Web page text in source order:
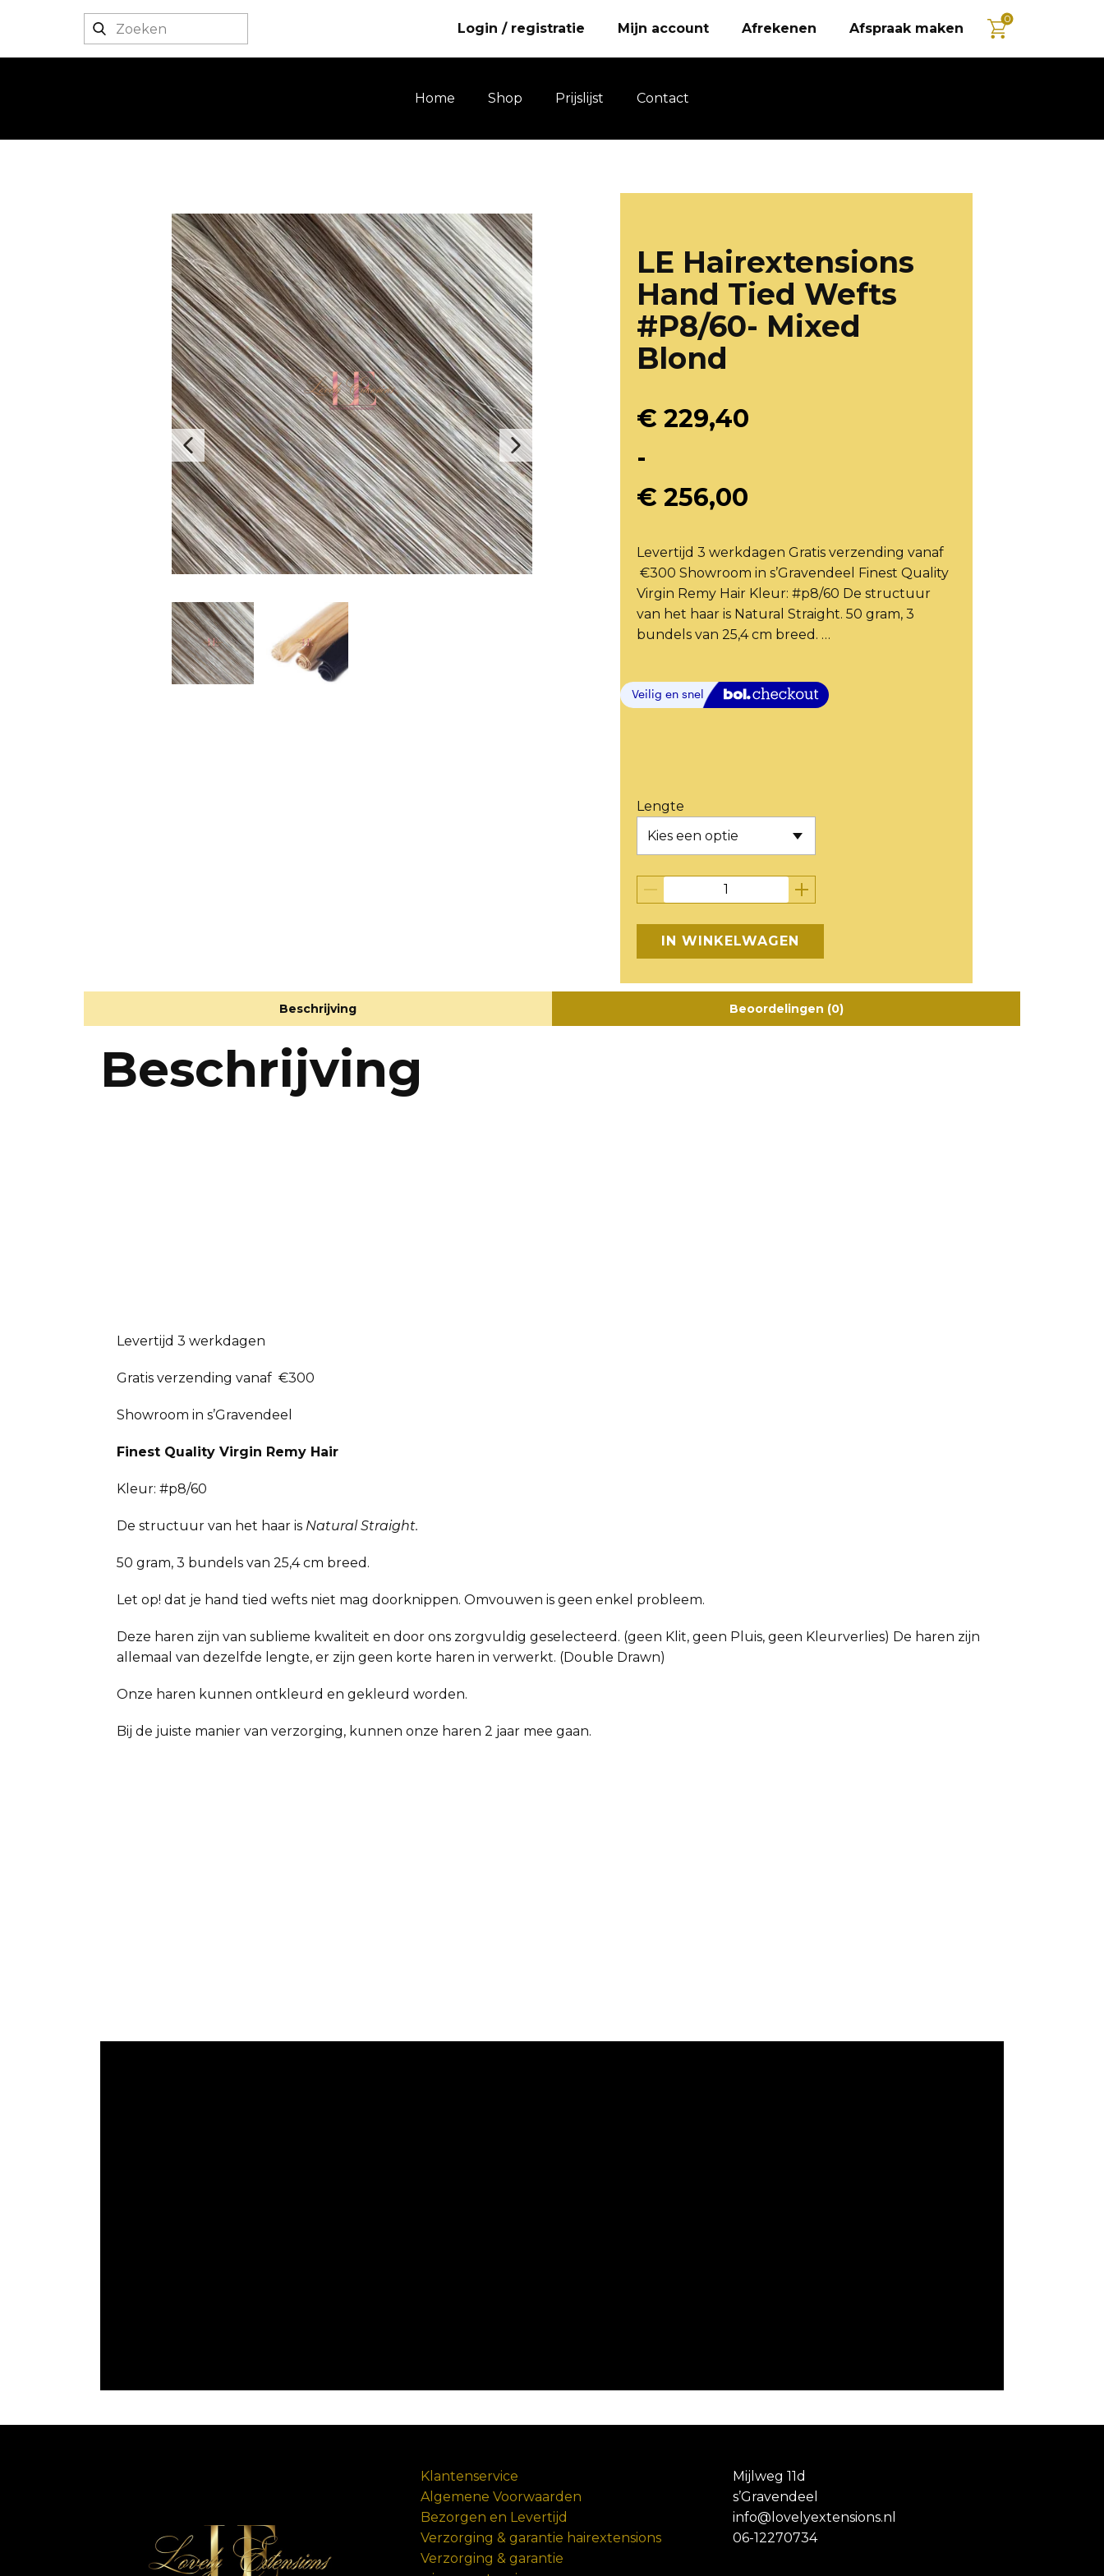
Login / registratie Mijn account Afrekenen Afspraak maken
0
Home Shop Prijslijst Contact
LE Hairextensions
Hand Tied Wefts
#P8/60- Mixed
Blond
€ 229,40
-
€ 256,00
Levertijd 3 werkdagen Gratis verzending vanaf
€300 Showroom in s’Gravendeel Finest Quality
Virgin Remy Hair Kleur: #p8/60 De structuur
van het haar is Natural Straight. 50 gram, 3
bundels van 25,4 cm breed. …
Lengte
IN WINKELWAGEN
Beschrijving Beoordelingen (0)
Beschrijving
Levertijd 3 werkdagen
Gratis verzending vanaf €300
Showroom in s’Gravendeel
Finest Quality Virgin Remy Hair
Kleur: #p8/60
De structuur van het haar is Natural Straight.
50 gram, 3 bundels van 25,4 cm breed.
Let op! dat je hand tied wefts niet mag doorknippen. Omvouwen is geen enkel probleem.
Deze haren zijn van sublieme kwaliteit en door ons zorgvuldig geselecteerd. (geen Klit, geen Pluis, geen Kleurverlies) De haren zijn
allemaal van dezelfde lengte, er zijn geen korte haren in verwerkt. (Double Drawn)
Onze haren kunnen ontkleurd en gekleurd worden.
Bij de juiste manier van verzorging, kunnen onze haren 2 jaar mee gaan.
Klantenservice
Algemene Voorwaarden
Bezorgen en Levertijd
Verzorging & garantie hairextensions
Verzorging & garantie
Mijlweg 11d
s’Gravendeel
info@lovelyextensions.nl
06-12270734